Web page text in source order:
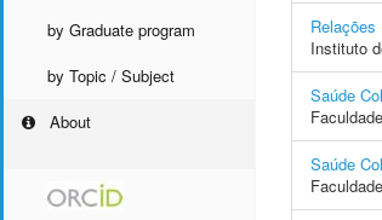
by Graduate program
by Topic / Subject
About
Relações
Instituto
Saúde
Saúde